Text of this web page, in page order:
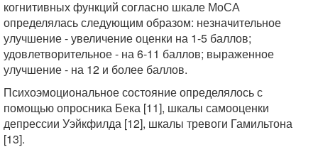
когнитивных функций согласно шкале МоСА
определялась следующим образом: незначительное
улучшение - увеличение оценки на 1-5 баллов;
удовлетворительное - на 6-11 баллов; выраженное
улучшение - на 12 и более баллов.
Психоэмоциональное состояние определялось с
помощью опросника Бека [11], шкалы самооценки
депрессии Уэйкфилда [12], шкалы тревоги Гамильтона
[13].